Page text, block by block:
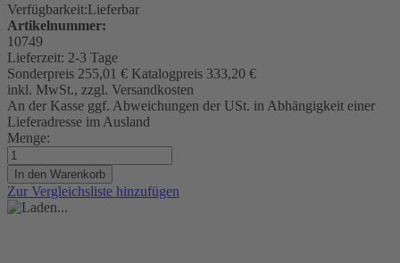
Verfügbarkeit:Lieferbar
Artikelnummer:
10749
Lieferzeit: 2-3 Tage
Sonderpreis 255,01 € Katalogpreis 333,20 €
inkl. MwSt., zzgl. Versandkosten
An der Kasse ggf. Abweichungen der USt. in Abhängigkeit einer
Lieferadresse im Ausland
Menge:
In den Warenkorb
Zur Vergleichsliste hinzufügen